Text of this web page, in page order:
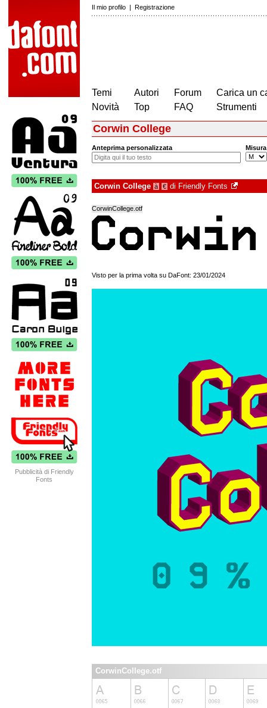
Il mio profilo | Registrazione
Temi
Novità
Autori
Top
Forum
FAQ
Carica un
Strumenti
Pubblicità di Friendly
Fonts
Corwin College
Anteprima personalizzata Misura
Corwin College à € di Friendly Fonts
CorwinCollege.otf
Visto per la prima volta su DaFont: 23/01/2024
CorwinCollege.otf